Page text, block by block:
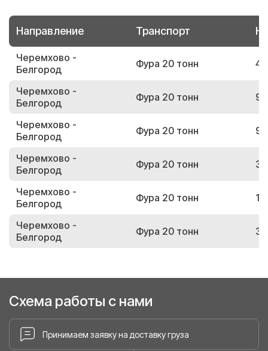
Направление Транспорт
Черемхово -
Белгород
Фура 20 тонн
Черемхово -
Белгород
Фура 20 тонн
Черемхово -
Белгород
Фура 20 тонн
Черемхово -
Белгород
Фура 20 тонн
Черемхово -
Белгород
Фура 20 тонн
Черемхово -
Белгород
Фура 20 тонн
Схема работы с нами
Принимаем заявку на доставку груза